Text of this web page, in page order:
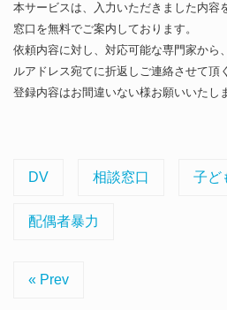
本サービスは、入力いただきました内容
窓口を無料でご案内しております。
依頼内容に対し、対応可能な専門家から
ルアドレス宛てに折返しご連絡させて頂
登録内容はお間違いない様お願いいたし
DV 相談窓口 子ど
配偶者暴力
« Prev